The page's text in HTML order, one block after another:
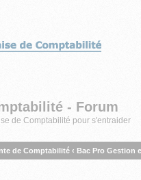
- Forum
de Comptabilité pour s'entraider
de Comptabilité ‹ Bac Pro Gestion